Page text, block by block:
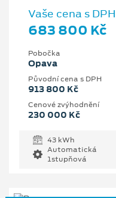
Vaše cena s DPH
683 800 Kč
Pobočka
Opava
Původní cena s DPH
913 800 Kč
Cenové zvýhodnění
230 000 Kč
43 kWh
Automatická
1stupňová